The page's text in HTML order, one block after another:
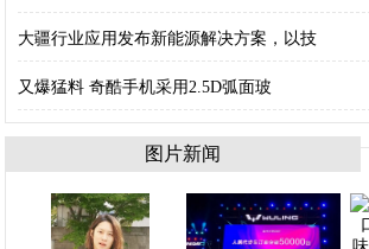
大疆行业应用发布新能源解决方案，以技
又爆猛料 奇酷手机采用2.5D弧面玻
图片新闻